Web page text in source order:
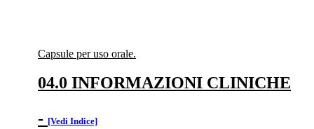
Capsule per uso orale.
04.0 INFORMAZIONI CLINICHE
- [Vedi Indice]